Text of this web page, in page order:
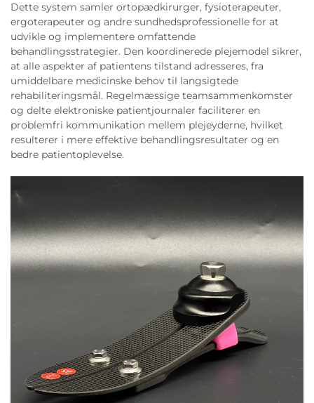
Dette system samler ortopædkirurger, fysioterapeuter,
ergoterapeuter og andre sundhedsprofessionelle for at
udvikle og implementere omfattende
behandlingsstrategier. Den koordinerede plejemodel sikrer,
at alle aspekter af patientens tilstand adresseres, fra
umiddelbare medicinske behov til langsigtede
rehabiliteringsmål. Regelmæssige teamsammenkomster
og delte elektroniske patientjournaler faciliterer en
problemfri kommunikation mellem plejeyderne, hvilket
resulterer i mere effektive behandlingsresultater og en
bedre patientoplevelse.